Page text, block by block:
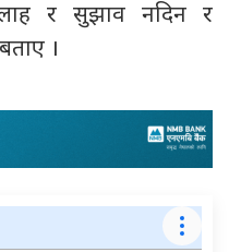
र सुझाव नदिन र
।